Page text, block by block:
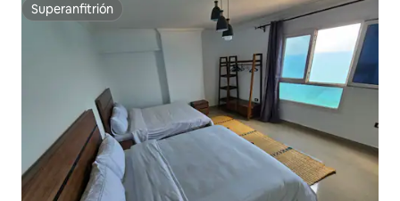
Superanfitrión
Superanfitrión